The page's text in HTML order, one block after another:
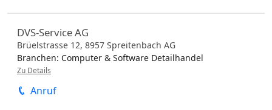
DVS-Service AG
Brüelstrasse 12, 8957 Spreitenbach AG
Branchen: Computer & Software Detailhandel
Zu Details
Anruf